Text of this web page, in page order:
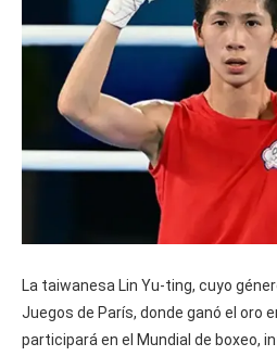
La taiwanesa Lin Yu-ting, cuyo
Juegos de París, donde ganó el oro
participará en el Mundial de boxeo,